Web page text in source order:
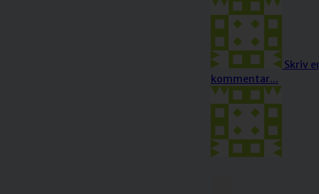
Skriv
kommentar...